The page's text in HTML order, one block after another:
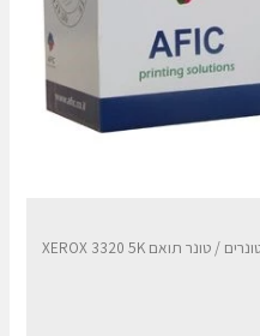
/ טונר תואם XEROX 3320 5K